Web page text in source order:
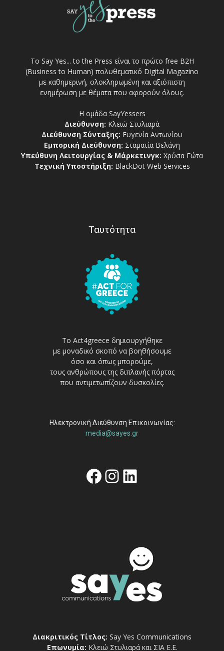
Το Say Yes... to the Press είναι το πρώτο free Β2Η
(Business to Human) πολυθεματικό Digital Magazino
με καθημερινή, ολοκληρωμένη και αξιόπιστη
ενημέρωση με θέματα που αφορούν όλους.
Η ομάδα SayYessers
Διεύθυνση: Κλειώ Στυλιαρά
Διεύθυνση Σύνταξης: Ευγενία Αντωνίου
Εμπορική Διεύθυνση: Σταματία Βελάνη
Υπεύθυνη Λειτουργίας & Μάρκετινγκ: Χρύσα Γώτα
Τεχνική Υποστήριξη: BlackDot Web Services
Ταυτότητα
Το Act4greece δημιουργήθηκε
με μοναδικό σκοπό να βοηθήσουμε
όσο και όπως μπορούμε,
τους ανθρώπους της διπλανής πόρτας
που αντιμετωπίζουν δυσκολίες.
Ηλεκτρονική Διεύθυνση Επικοινωνίας:
media@sayes.gr
Facebook
Instagram
Linkedin
Διακριτικός Τίτλος: Say Yes Communications
Επωνυμία: Κλειώ Στυλιαρά και ΣΙΑ Ε.Ε.